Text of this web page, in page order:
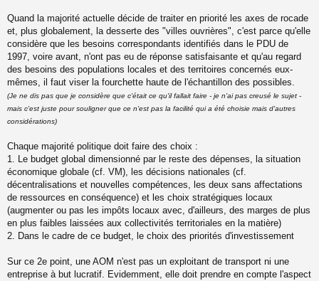
Quand la majorité actuelle décide de traiter en priorité les axes de rocade
et, plus globalement, la desserte des "villes ouvrières", c'est parce qu'elle
considère que les besoins correspondants identifiés dans le PDU de
1997, voire avant, n'ont pas eu de réponse satisfaisante et qu'au regard
des besoins des populations locales et des territoires concernés eux-
mêmes, il faut viser la fourchette haute de l'échantillon des possibles.
(Je ne dis pas que je considère que c'était ce qu'il fallait faire - je n'ai pas creusé le sujet -
mais c'est juste pour souligner que ce n'est pas la facilité qui a été choisie mais d'autres
considérations)
Chaque majorité politique doit faire des choix :
1. Le budget global dimensionné par le reste des dépenses, la situation
économique globale (cf. VM), les décisions nationales (cf.
décentralisations et nouvelles compétences, les deux sans affectations
de ressources en conséquence) et les choix stratégiques locaux
(augmenter ou pas les impôts locaux avec, d'ailleurs, des marges de plus
en plus faibles laissées aux collectivités territoriales en la matière)
2. Dans le cadre de ce budget, le choix des priorités d'investissement
Sur ce 2e point, une AOM n'est pas un exploitant de transport ni une
entreprise à but lucratif. Evidemment, elle doit prendre en compte l'aspect